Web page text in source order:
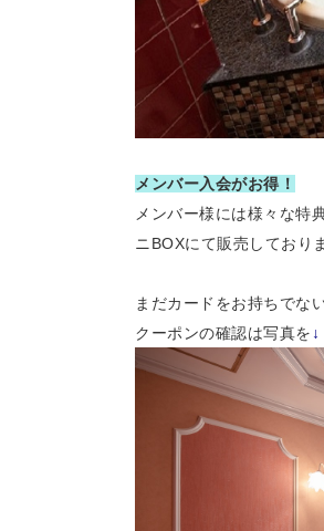
メンバー入会がお得！
メンバー様には様々な特
ニBOXにて販売しており
まだカードをお持ちでな
クーポンの確認は写真を